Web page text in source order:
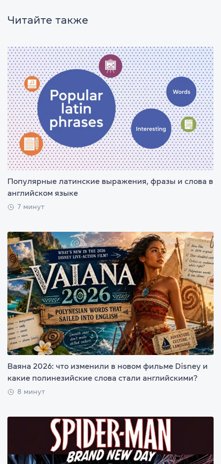
Читайте также
Популярные латинские выражения, фразы и слова в
английском языке
7 минут
Ваяна 2026: что изменили в новом фильме Disney и
какие полинезийские слова стали английскими?
8 минут